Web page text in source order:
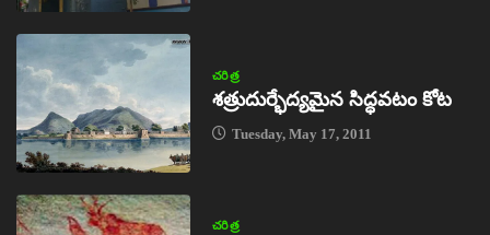
చరిత్ర
శత్రుదుర్భేద్యమైన సిద్ధవటం కోట
Tuesday, May 17, 2011
చరిత్ర